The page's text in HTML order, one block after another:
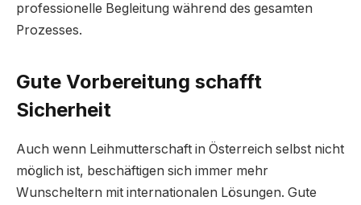
professionelle Begleitung während des gesamten
Prozesses.
Gute Vorbereitung schafft
Sicherheit
Auch wenn Leihmutterschaft in Österreich selbst nicht
möglich ist, beschäftigen sich immer mehr
Wunscheltern mit internationalen Lösungen. Gute